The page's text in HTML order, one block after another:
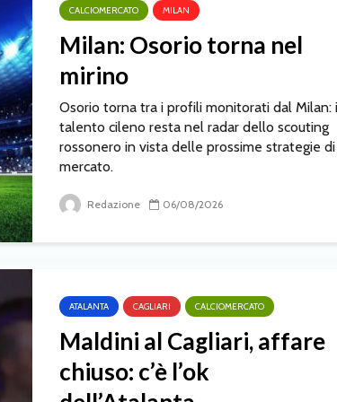
CALCIOMERCATO MILAN
Milan: Osorio torna nel
mirino
Osorio torna tra i profili monitorati dal Milan:
talento cileno resta nel radar dello scouting
rossonero in vista delle prossime strategie di
mercato.
Redazione 06/08/2026
ATALANTA CAGLIARI CALCIOMERCATO
Maldini al Cagliari, affare
chiuso: c’è l’ok